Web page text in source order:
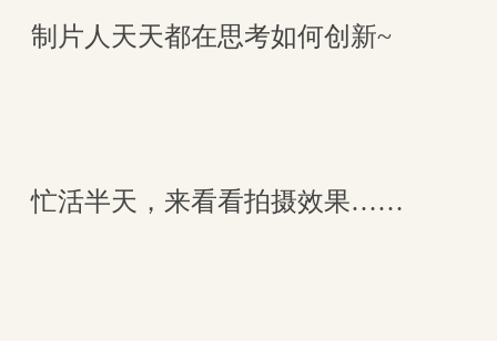
制片人天天都在思考如何创新~
忙活半天，来看看拍摄效果……